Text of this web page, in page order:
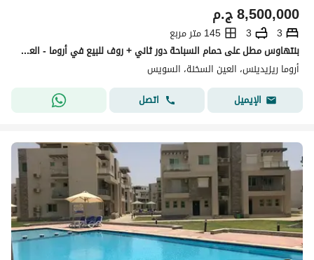
ج.م8,500,000
3
3
145 متر مربع
بنتهاوس مطل على حمام السباحة دور ثاني + روف للبيع في أروما - العين السخنة
أروما ريزيدينس، العين السخنة، السويس
الإيميل
اتصل